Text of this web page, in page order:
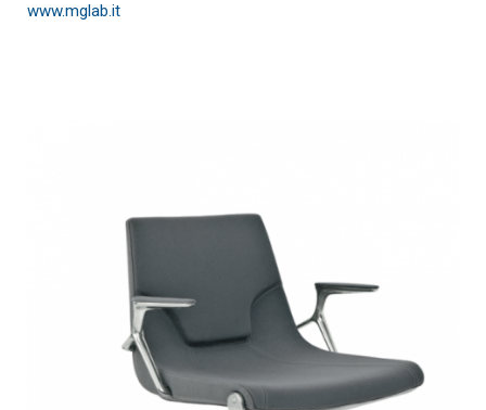
www.mglab.it